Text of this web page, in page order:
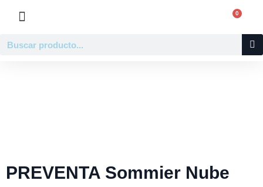
0
Buscar
PREVENTA Sommier Nube